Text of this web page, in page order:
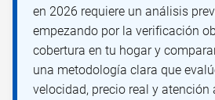
en 2026 requiere un análisis
empezando por la verificación
cobertura en tu hogar y
una metodología clara que
velocidad, precio real y atención